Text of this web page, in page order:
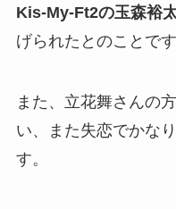
Kis-My-Ft2の玉森裕
げられたとのことです
また、立花舞さんの
い、また失恋でかな
す。